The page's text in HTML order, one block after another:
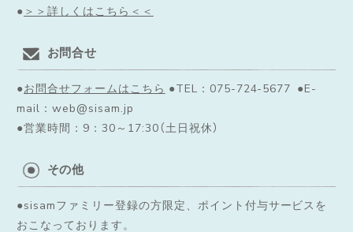
● ＞＞詳しくはこちら＜＜
お問合せ
●お問合せフォームはこちら ●TEL：075-724-5677 ●E-
mail：web@sisam.jp
●営業時間：9：30～17:30（土日祝休）
その他
●sisamファミリー登録の方限定、ポイント付与サービスを
おこなっております。